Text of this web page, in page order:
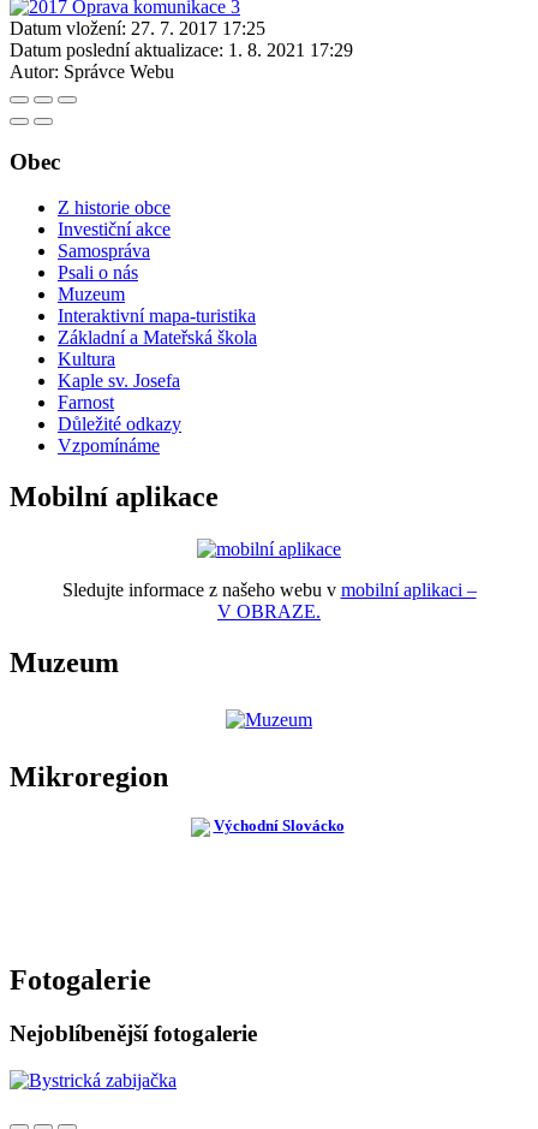
Datum vložení: 27. 7. 2017 17:25
Datum poslední aktualizace: 1. 8. 2021 17:29
Autor: Správce Webu
Obec
Z historie obce
Investiční akce
Samospráva
Psali o nás
Muzeum
Interaktivní mapa-turistika
Základní a Mateřská škola
Kultura
Kaple sv. Josefa
Farnost
Důležité odkazy
Vzpomínáme
Mobilní aplikace
Sledujte informace z našeho webu v mobilní aplikaci –
V OBRAZE.
Muzeum
Mikroregion
Fotogalerie
Nejoblíbenější fotogalerie